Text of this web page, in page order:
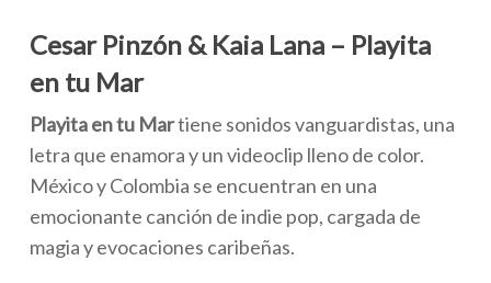
Cesar Pinzón & Kaia Lana – Playita
en tu Mar
Playita en tu Martiene sonidos vanguardistas, una
letra que enamora y un videoclip lleno de color.
México y Colombia se encuentran en una
emocionante canción de indie pop, cargada de
magia y evocaciones caribeñas.